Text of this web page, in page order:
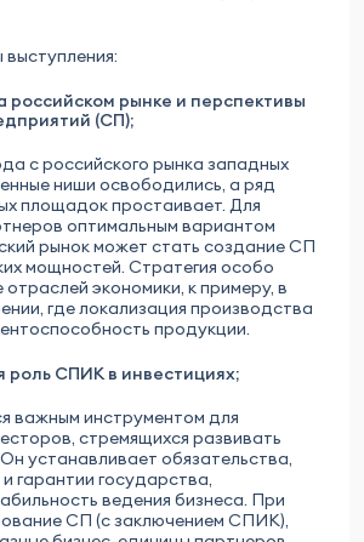
российском рынке и перспективы
(СП);
с российского рынка западных
ниши освободились, а ряд
площадок простаивает. Для
оптимальным вариантом
рынок может стать создание СП
мощностей. Стратегия особо
экономики, к примеру, в
где локализация производства
продукции.
роль СПИК в инвестициях;
важным инструментом для
стремящихся развивать
устанавливает обязательства,
гарантии государства,
ведения бизнеса. При
СП (с заключением СПИК),